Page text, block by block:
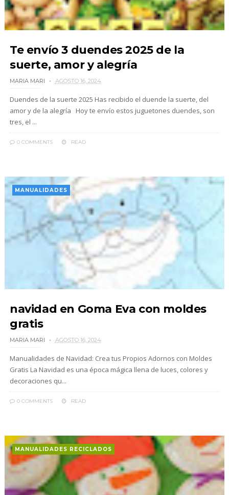
Te envío 3 duendes 2025 de la
suerte, amor y alegría
MARIA MARI AGOSTO 16, 2024
Duendes de la suerte 2025 Has recibido el duende la suerte, del
amor y de la alegría Hoy te envío estos juguetones duendes, son
tres, el ...
0 COMMENTS READ
MANUALIDADES
navidad en Goma Eva con moldes
gratis
MARIA MARI AGOSTO 16, 2024
Manualidades de Navidad: Crea tus Propios Adornos con Moldes
Gratis La Navidad es una época mágica llena de luces, colores y
decoraciones qu...
0 COMMENTS READ
MANUALIDADES RECICLADOS